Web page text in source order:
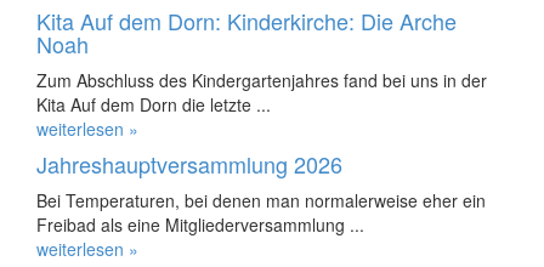
Kita Auf dem Dorn: Kinderkirche: Die Arche
Noah
Zum Abschluss des Kindergartenjahres fand bei uns in der
Kita Auf dem Dorn die letzte ...
weiterlesen »
Jahreshauptversammlung 2026
Bei Temperaturen, bei denen man normalerweise eher ein
Freibad als eine Mitgliederversammlung ...
weiterlesen »